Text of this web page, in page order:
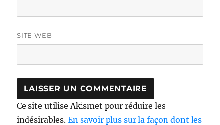
SITE WEB
Ce site utilise Akismet pour réduire les
indésirables.En savoir plus sur la façon dont les